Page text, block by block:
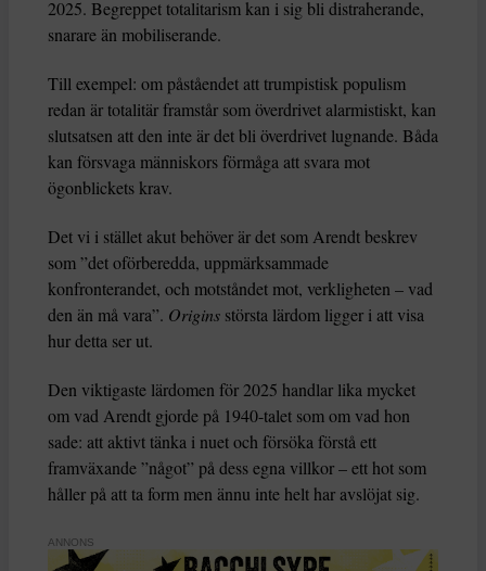
2025. Begreppet totalitarism kan i sig bli distraherande,
snarare än mobiliserande.
Till exempel: om påståendet att trumpistisk populism
redan är totalitär framstår som överdrivet alarmistiskt, kan
slutsatsen att den inte är det bli överdrivet lugnande. Båda
kan försvaga människors förmåga att svara mot
ögonblickets krav.
Det vi i stället akut behöver är det som Arendt beskrev
som ”det oförberedda, uppmärksammade
konfronterandet, och motståndet mot, verkligheten – vad
den än må vara”. Origins största lärdom ligger i att visa
hur detta ser ut.
Den viktigaste lärdomen för 2025 handlar lika mycket
om vad Arendt gjorde på 1940-talet som om vad hon
sade: att aktivt tänka i nuet och försöka förstå ett
framväxande ”något” på dess egna villkor – ett hot som
håller på att ta form men ännu inte helt har avslöjat sig.
ANNONS